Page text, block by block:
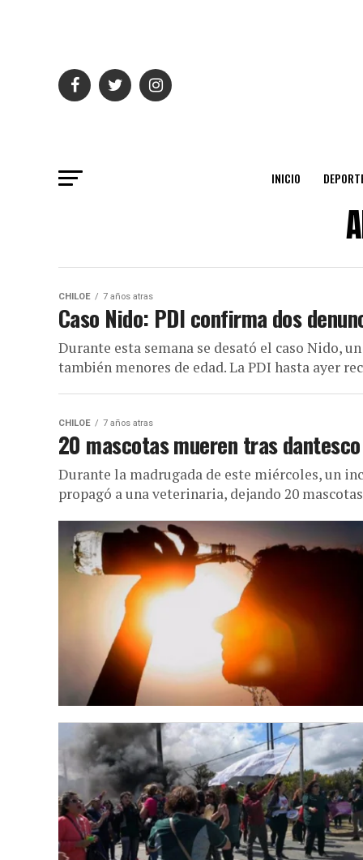
INICIO
CHILOE 7 años atras
Caso Nido: PDI confirma dos
Durante esta semana se desató el caso Nido,
también menores de edad. La PDI hasta ayer
CHILOE 7 años atras
20 mascotas mueren tras
Durante la madrugada de este miércoles, un
propagó a una veterinaria, dejando 20